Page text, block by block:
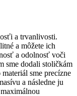
a trvanlivosti.
a môžete ich
a odolnosť voči
sme dodali stoličkám
sme precízne
a následne ju